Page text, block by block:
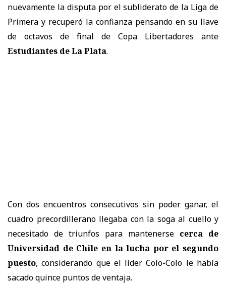
nuevamente la disputa por el subliderato de la Liga de
Primera y recuperó la confianza pensando en su llave
de octavos de final de Copa Libertadores ante
Estudiantes de La Plata.
Con dos encuentros consecutivos sin poder ganar, el
cuadro precordillerano llegaba con la soga al cuello y
necesitado de triunfos para mantenerse cerca de
Universidad de Chile en la lucha por el segundo
puesto, considerando que el líder Colo-Colo le había
sacado quince puntos de ventaja.